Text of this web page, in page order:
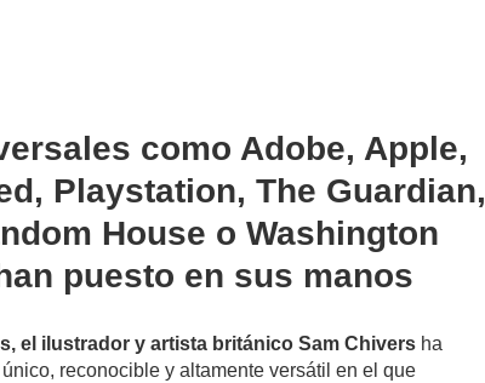
como Adobe, Apple,
Playstation, The Guardian,
House o Washington
puesto en sus manos
el ilustrador y artista británico Sam Chivers ha
reconocible y altamente versátil en el que